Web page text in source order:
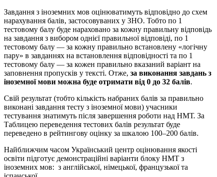
Завдання з іноземних мов оцінюватимуть відповідно до схем
нарахування балів, застосовуваних у ЗНО. Тобто по 1
тестовому балу буде нараховано за кожну правильну відповідь
на завдання з вибором однієї правильної відповіді, по 1
тестовому балу — за кожну правильно встановлену «логічну
пару» в завданнях на встановлення відповідності та по 1
тестовому балу — за кожен правильно вказаний варіант на
заповнення пропусків у тексті. Отже, за виконання завдань з
іноземної мови можна буде отримати від 0 до 32 балів.
Свій результат (тобто кількість набраних балів за правильно
виконані завдання тесту з іноземної мови) учасники
тестування знатимуть після завершення роботи над НМТ. За
Таблицею переведення тестових балів результат буде
переведено в рейтингову оцінку за шкалою 100–200 балів.
Найближчим часом Український центр оцінювання якості
освіти підготує демонстраційні варіанти блоку НМТ з
іноземних мов: з англійської, німецької, французької та